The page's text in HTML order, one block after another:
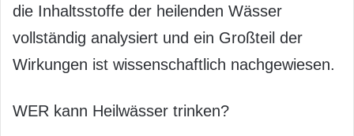
die Inhaltsstoffe der heilenden Wässer
vollständig analysiert und ein Großteil der
Wirkungen ist wissenschaftlich nachgewiesen.
WER kann Heilwässer trinken?